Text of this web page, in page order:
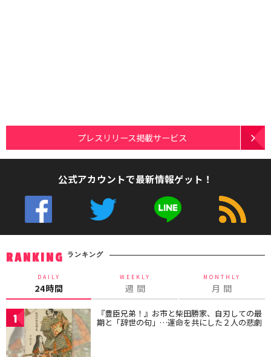
プレスリリース掲載サービス
公式アカウントで最新情報ゲット！
RANKING ランキング
DAILY
24時間
WEEKLY
週 間
MONTHLY
月 間
1 『豊臣兄弟！』お市と柴田勝家、自刃しての最
期と「辞世の句」…運命を共にした２人の悲劇